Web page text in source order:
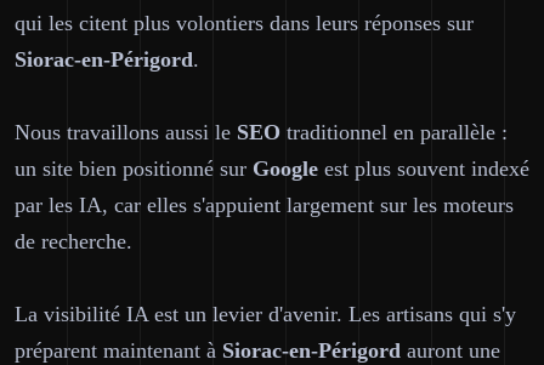
qui les citent plus volontiers dans leurs réponses sur
Siorac-en-Périgord.
Nous travaillons aussi le SEO traditionnel en parallèle :
un site bien positionné sur Google est plus souvent indexé
par les IA, car elles s'appuient largement sur les moteurs
de recherche.
La visibilité IA est un levier d'avenir. Les artisans qui s'y
préparent maintenant à Siorac-en-Périgord auront une